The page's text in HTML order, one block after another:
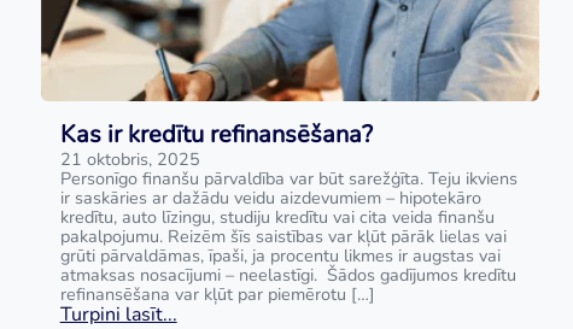
Kas ir kredītu refinansēšana?
21 oktobris, 2025
Personīgo finanšu pārvaldība var būt sarežģīta. Teju ikviens
ir saskāries ar dažādu veidu aizdevumiem – hipotekāro
kredītu, auto līzingu, studiju kredītu vai cita veida finanšu
pakalpojumu. Reizēm šīs saistības var kļūt pārāk lielas vai
grūti pārvaldāmas, īpaši, ja procentu likmes ir augstas vai
atmaksas nosacījumi – neelastīgi. Šādos gadījumos kredītu
refinansēšana var kļūt par piemērotu […]
Turpini lasīt...